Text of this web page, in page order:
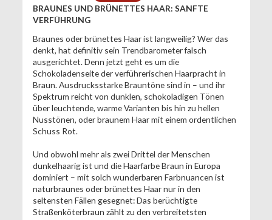
BRAUNES UND BRÜNETTES HAAR: SANFTE
VERFÜHRUNG
Braunes oder brünettes Haar ist langweilig? Wer das
denkt, hat definitiv sein Trendbarometer falsch
ausgerichtet. Denn jetzt geht es um die
Schokoladenseite der verführerischen Haarpracht in
Braun. Ausdrucksstarke Brauntöne sind in – und ihr
Spektrum reicht von dunklen, schokoladigen Tönen
über leuchtende, warme Varianten bis hin zu hellen
Nusstönen, oder braunem Haar mit einem ordentlichen
Schuss Rot.
Und obwohl mehr als zwei Drittel der Menschen
dunkelhaarig ist und die Haarfarbe Braun in Europa
dominiert – mit solch wunderbaren Farbnuancen ist
naturbraunes oder brünettes Haar nur in den
seltensten Fällen gesegnet: Das berüchtigte
Straßenköterbraun zählt zu den verbreitetsten